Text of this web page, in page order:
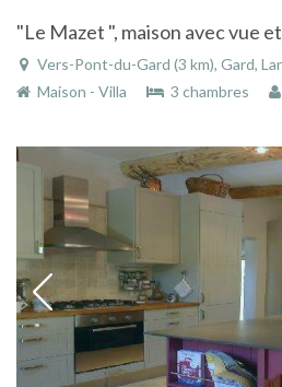
Vers-Pont-du-Gard (3 km), Gard,
Maison - Villa
3 chambres